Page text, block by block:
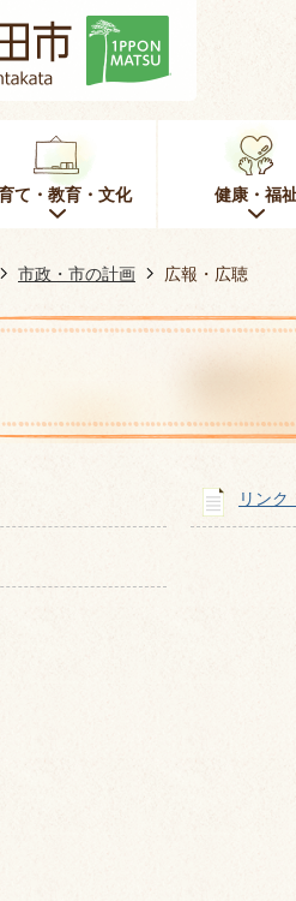
て・教育・文化 健康・福
市政・市の計画 広報・広聴
リンク